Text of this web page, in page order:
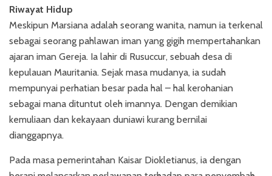
Riwayat Hidup
Meskipun Marsiana adalah seorang wanita, namun ia terkenal
sebagai seorang pahlawan iman yang gigih mempertahankan
ajaran iman Gereja. Ia lahir di Rusuccur, sebuah desa di
kepulauan Mauritania. Sejak masa mudanya, ia sudah
mempunyai perhatian besar pada hal – hal kerohanian
sebagai mana dituntut oleh imannya. Dengan demikian
kemuliaan dan kekayaan duniawi kurang bernilai
dianggapnya.
Pada masa pemerintahan Kaisar Diokletianus, ia dengan